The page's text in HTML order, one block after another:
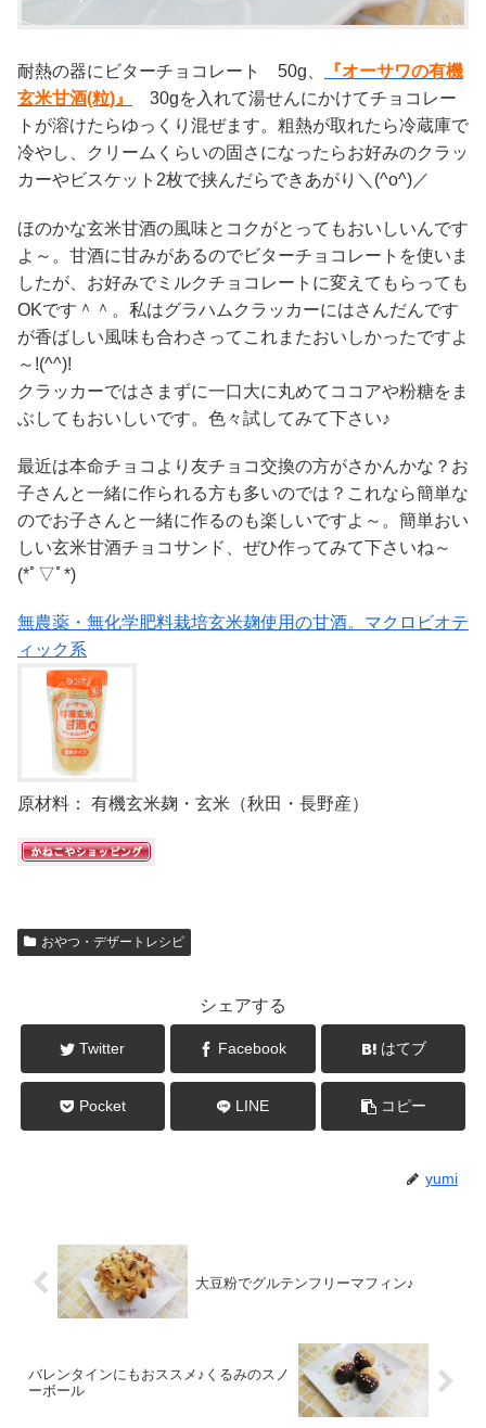
耐熱の器にビターチョコレート 50g、
『オーサワの有機
玄米甘酒(粒)』
30gを入れて湯せんにかけてチョコレー
トが溶けたらゆっくり混ぜます。粗熱が取れたら冷蔵庫で
冷やし、クリームくらいの固さになったらお好みのクラッ
カーやビスケット2枚で挟んだらできあがり＼(^o^)／
ほのかな玄米甘酒の風味とコクがとってもおいしいんです
よ～。甘酒に甘みがあるのでビターチョコレートを使いま
したが、お好みでミルクチョコレートに変えてもらっても
OKです＾＾。私はグラハムクラッカーにはさんだんです
が香ばしい風味も合わさってこれまたおいしかったですよ
～!(^^)!
クラッカーではさまずに一口大に丸めてココアや粉糖をま
ぶしてもおいしいです。色々試してみて下さい♪
最近は本命チョコより友チョコ交換の方がさかんかな？お
子さんと一緒に作られる方も多いのでは？これなら簡単な
のでお子さんと一緒に作るのも楽しいですよ～。簡単おい
しい玄米甘酒チョコサンド、ぜひ作ってみて下さいね～
(*ﾟ▽ﾟ*)
無農薬・無化学肥料栽培玄米麹使用の甘酒。マクロビオテ
ィック系
原材料： 有機玄米麹・玄米（秋田・長野産）
おやつ・デザートレシピ
シェアする
Twitter Facebook はてブ
Pocket LINE コピー
yumi
大豆粉でグルテンフリーマフィン♪
バレンタインにもおススメ♪くるみのスノ
ーボール